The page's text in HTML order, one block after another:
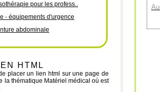
pour les profess..
- équipements d'urgence
abdominale
HTML
placer un lien html sur une page de
la thématique Matériel médical où est